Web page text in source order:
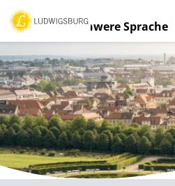
Schwere Sprache